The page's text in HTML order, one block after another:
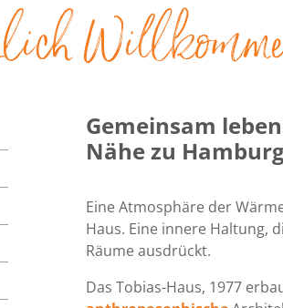
Gemeinsam
Nähe zu
Eine Atmosphäre der
Haus. Eine innere Haltung,
Räume ausdrückt.
Das Tobias-Haus, 1977